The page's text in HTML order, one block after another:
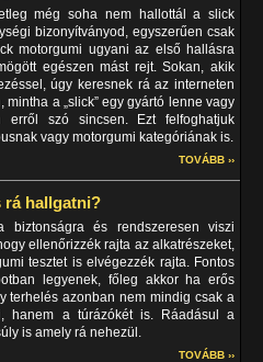
még soha nem hallottál a slick
bizonyítványod, egyszerűen csak
motorgumi ugyani az első hallásra
egészen mást rejt. Sokan, akik
úgy keresnek rá az interneten
a „slick” egy gyártó lenne vagy
erről szó sincsen. Ezt felfoghatjuk
vagy motorgumi kategóriának is.
TOVÁBB ››
rá hallgatni?
és rendszeresen viszi
ellenőrizzék rajta az alkatrészeket,
tesztet is elvégezzék rajta. Fontos
legyenek, főleg akkor ha erős
terhelés azonban nem mindig csak a
hanem a túrázókét is. Ráadásul a
is amely rá nehezül.
TOVÁBB ››